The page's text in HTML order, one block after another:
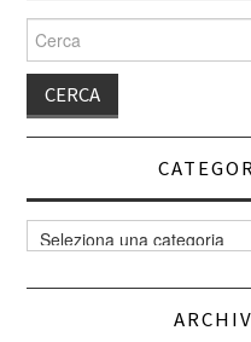
per:
Categorie
articoli